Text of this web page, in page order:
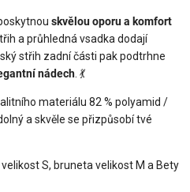
skvělou oporu a komfort
a průhledná vsadka dodají
střih zadní části pak podtrhne
nádech . 💃
materiálu 82 % polyamid /
a skvěle se přizpůsobí tvé
S, bruneta velikost M a Bety